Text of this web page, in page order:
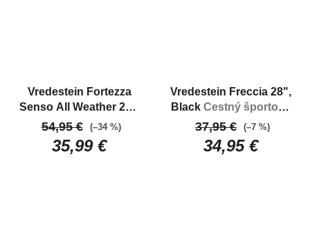
Vredestein Fortezza
Senso All Weather 28",
Black/ NaturalCestný
závodný plášť do
náročných podmienok
35,99 €
54,95 € (–34 %)
Vredestein Freccia 28",
Black Cestný športový
plášť trojzmes
34,95 €
37,95 € (–7 %)